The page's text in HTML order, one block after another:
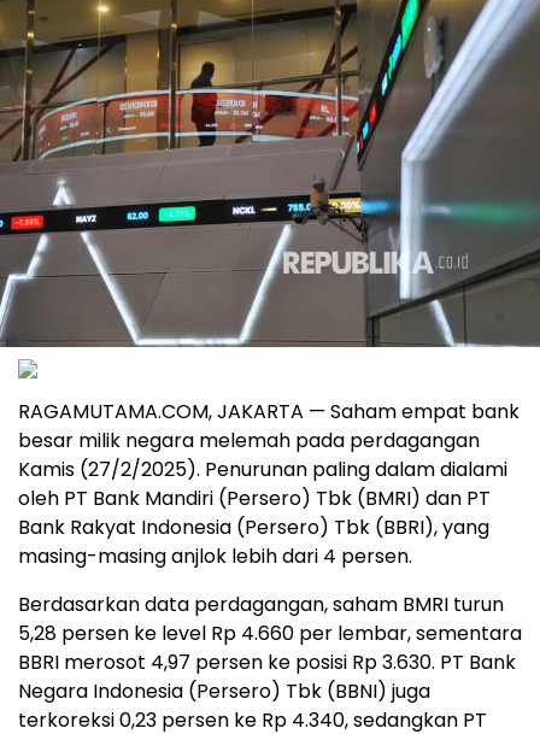
RAGAMUTAMA.COM, JAKARTA — Saham empat bank
besar milik negara melemah pada perdagangan
Kamis (27/2/2025). Penurunan paling dalam dialami
oleh PT Bank Mandiri (Persero) Tbk (BMRI) dan PT
Bank Rakyat Indonesia (Persero) Tbk (BBRI), yang
masing-masing anjlok lebih dari 4 persen.
Berdasarkan data perdagangan, saham BMRI turun
5,28 persen ke level Rp 4.660 per lembar, sementara
BBRI merosot 4,97 persen ke posisi Rp 3.630. PT Bank
Negara Indonesia (Persero) Tbk (BBNI) juga
terkoreksi 0,23 persen ke Rp 4.340, sedangkan PT